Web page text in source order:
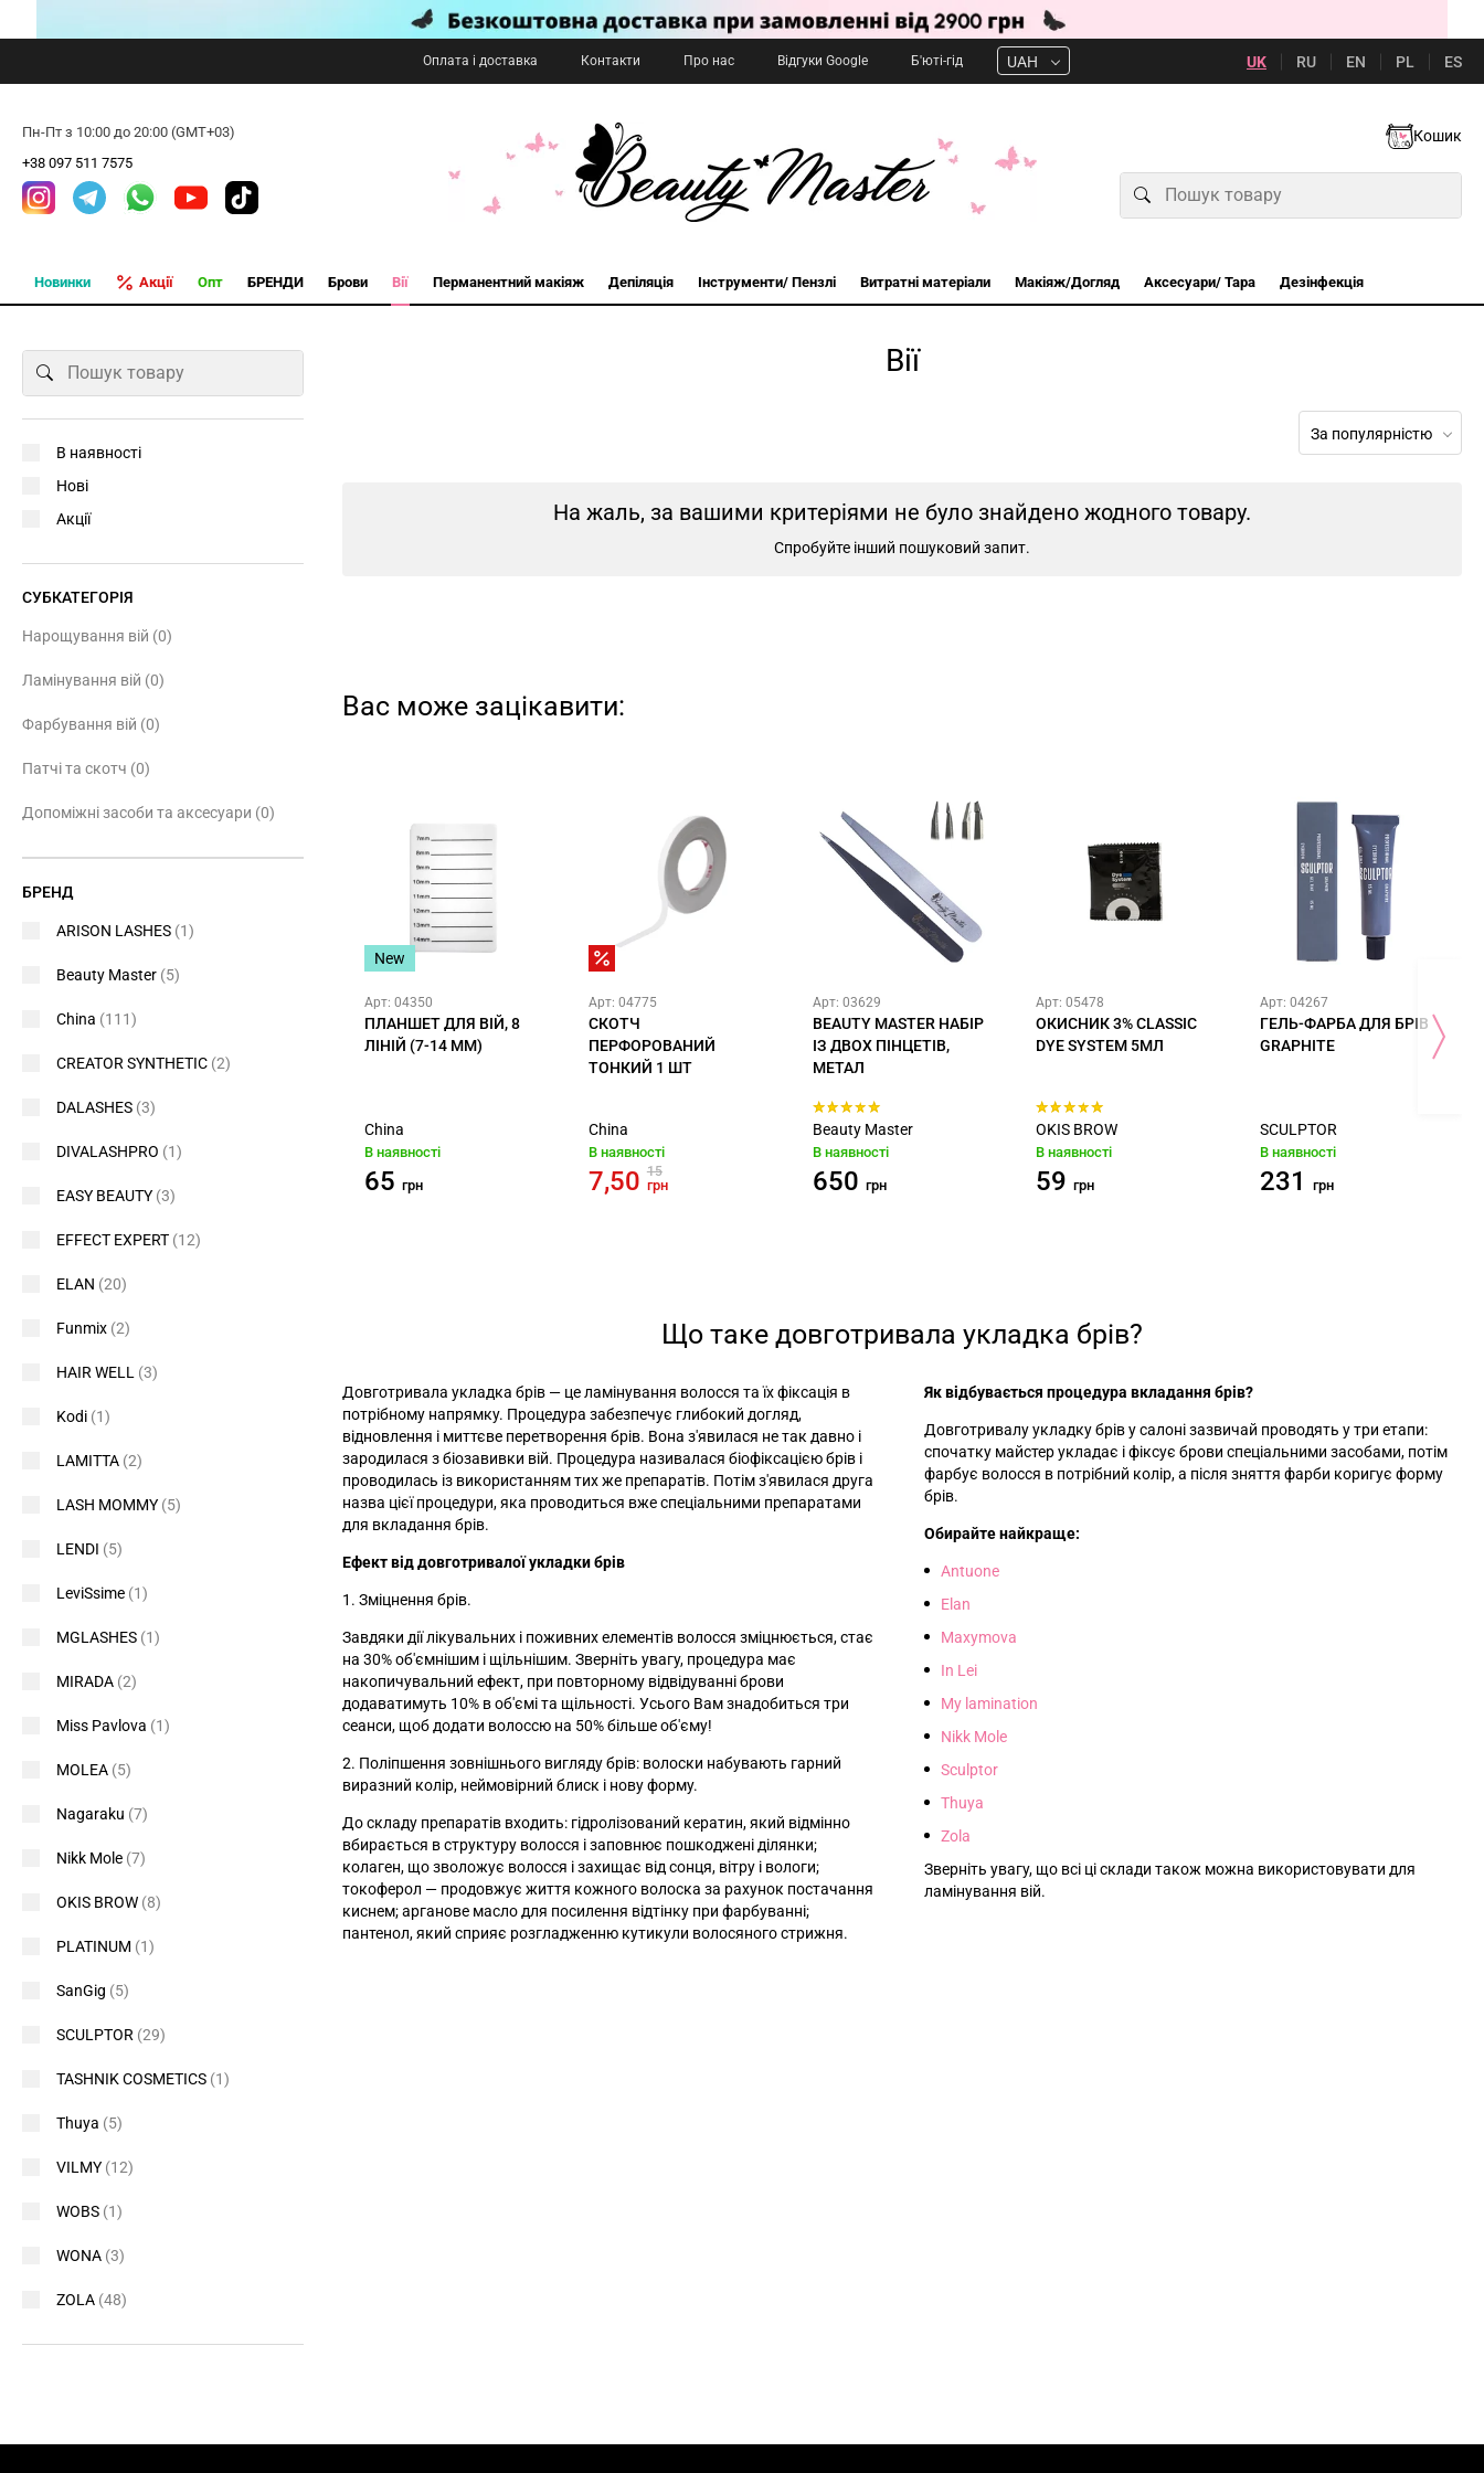
Оплата і доставка Контакти Про нас Відгуки Google Б'юті-гід UAH UK RU EN PL ES
Пн-Пт з 10:00 до 20:00 (GMT+03)
+38 097 511 7575
Кошик
Новинки Акції Опт БРЕНДИ Брови Вії Перманентний макіяж Депіляція Інструменти/ Пензлі Витратні матеріали Макіяж/Догляд Аксесуари/ Тара Дезінфекція
Вії
За популярністю
На жаль, за вашими критеріями не було знайдено жодного товару.
Спробуйте інший пошуковий запит.
Вас може зацікавити:
New
Арт: 04350
ПЛАНШЕТ ДЛЯ ВІЙ, 8
ЛІНІЙ (7-14 ММ)
China
В наявності
65 грн
Арт: 04775
СКОТЧ
ПЕРФОРОВАНИЙ
ТОНКИЙ 1 ШТ
China
В наявності
7,50 15
грн
Арт: 03629
BEAUTY MASTER НАБІР
ІЗ ДВОХ ПІНЦЕТІВ,
МЕТАЛ
Beauty Master
В наявності
650 грн
Арт: 05478
ОКИСНИК 3% CLASSIC
DYE SYSTEM 5МЛ
OKIS BROW
В наявності
59 грн
Арт: 04267
ГЕЛЬ-ФАРБА ДЛЯ БРІВ
GRAPHITE
SCULPTOR
В наявності
231 грн
Що таке довготривала укладка брів?
Довготривала укладка брів — це ламінування волосся та їх фіксація в
потрібному напрямку. Процедура забезпечує глибокий догляд,
відновлення і миттєве перетворення брів. Вона з'явилася не так давно і
зародилася з біозавивки вій. Процедура називалася біофіксацією брів і
проводилась із використанням тих же препаратів. Потім з'явилася друга
назва цієї процедури, яка проводиться вже спеціальними препаратами
для вкладання брів.
Ефект від довготривалої укладки брів
1. Зміцнення брів.
Завдяки дії лікувальних і поживних елементів волосся зміцнюється, стає
на 30% об'ємнішим і щільнішим. Зверніть увагу, процедура має
накопичувальний ефект, при повторному відвідуванні брови
додаватимуть 10% в об'ємі та щільності. Усього Вам знадобиться три
сеанси, щоб додати волоссю на 50% більше об'єму!
2. Поліпшення зовнішнього вигляду брів: волоски набувають гарний
виразний колір, неймовірний блиск і нову форму.
До складу препаратів входить: гідролізований кератин, який відмінно
вбирається в структуру волосся і заповнює пошкоджені ділянки;
колаген, що зволожує волосся і захищає від сонця, вітру і вологи;
токоферол — продовжує життя кожного волоска за рахунок постачання
киснем; арганове масло для посилення відтінку при фарбуванні;
пантенол, який сприяє розгладженню кутикули волосяного стрижня.
Як відбувається процедура вкладання брів?
Довготривалу укладку брів у салоні зазвичай проводять у три етапи:
спочатку майстер укладає і фіксує брови спеціальними засобами, потім
фарбує волосся в потрібний колір, а після зняття фарби коригує форму
брів.
Обирайте найкраще:
Antuone
Elan
Maxymova
In Lei
My lamination
Nikk Mole
Sculptor
Thuya
Zola
Зверніть увагу, що всі ці склади також можна використовувати для
ламінування вій.
В наявності
Нові
Акції
СУБКАТЕГОРІЯ
Нарощування вій (0)
Ламінування вій (0)
Фарбування вій (0)
Патчі та скотч (0)
Допоміжні засоби та аксесуари (0)
БРЕНД
ARISON LASHES (1)
Beauty Master (5)
China (111)
CREATOR SYNTHETIC (2)
DALASHES (3)
DIVALASHPRO (1)
EASY BEAUTY (3)
EFFECT EXPERT (12)
ELAN (20)
Funmix (2)
HAIR WELL (3)
Kodi (1)
LAMITTA (2)
LASH MOMMY (5)
LENDI (5)
LeviSsime (1)
MGLASHES (1)
MIRADA (2)
Miss Pavlova (1)
MOLEA (5)
Nagaraku (7)
Nikk Mole (7)
OKIS BROW (8)
PLATINUM (1)
SanGig (5)
SCULPTOR (29)
TASHNIK COSMETICS (1)
Thuya (5)
VILMY (12)
WOBS (1)
WONA (3)
ZOLA (48)